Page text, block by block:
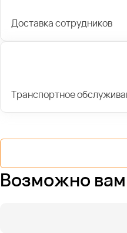
Доставка сотрудников
Транспортное
Возможно